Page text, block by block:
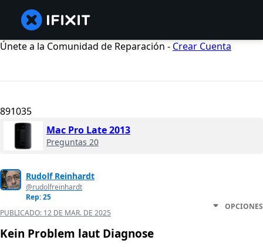
Únete a la Comunidad de Reparación - Crear Cuenta
891035
Mac Pro Late 2013
Preguntas 20
Rudolf Reinhardt
@rudolfreinhardt
Rep: 25
PUBLICADO: 12 DE MAR. DE 2025
OPCIONES
Kein Problem laut Diagnose